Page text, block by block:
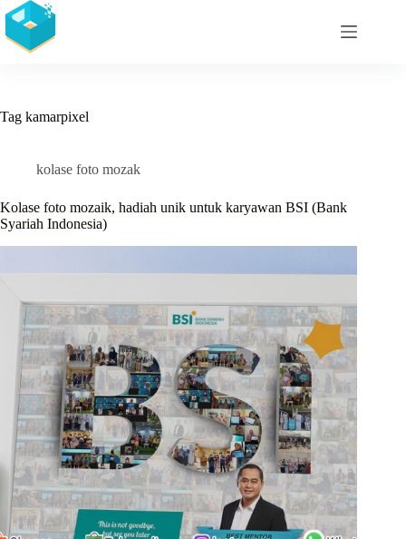
Skip
to
content
Tag kamarpixel
kolase foto mozak
Kolase foto mozaik, hadiah unik untuk karyawan BSI (Bank
Syariah Indonesia)